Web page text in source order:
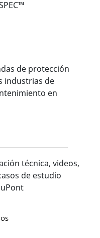
de protección
industrias de
en